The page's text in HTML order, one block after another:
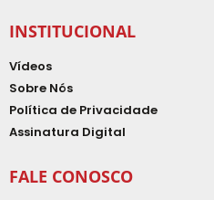
INSTITUCIONAL
Vídeos
Sobre Nós
Política de Privacidade
Assinatura Digital
FALE CONOSCO